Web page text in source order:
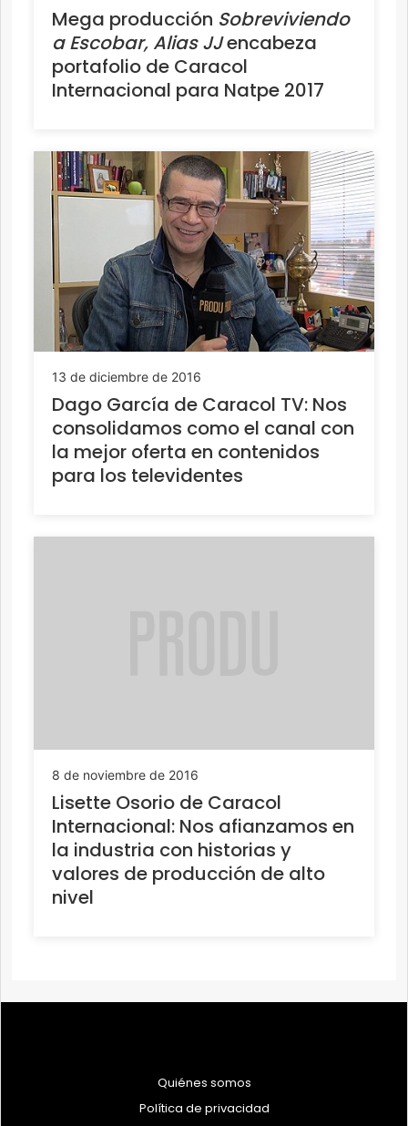
Mega producción Sobreviviendo
a Escobar, Alias JJencabeza
portafolio de Caracol
Internacional para Natpe 2017
13 de diciembre de 2016
Dago García de Caracol TV: Nos
consolidamos como el canal con
la mejor oferta en contenidos
para los televidentes
8 de noviembre de 2016
Lisette Osorio de Caracol
Internacional: Nos afianzamos en
la industria con historias y
valores de producción de alto
nivel
Quiénes somos
Política de privacidad